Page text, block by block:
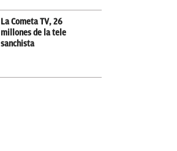
La Cometa TV, 26
millones de la tele
sanchista